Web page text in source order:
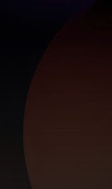
Account